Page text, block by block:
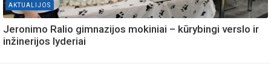
AKTUALIJOS
Jeronimo Ralio gimnazijos mokiniai – kūrybingi verslo ir
inžinerijos lyderiai